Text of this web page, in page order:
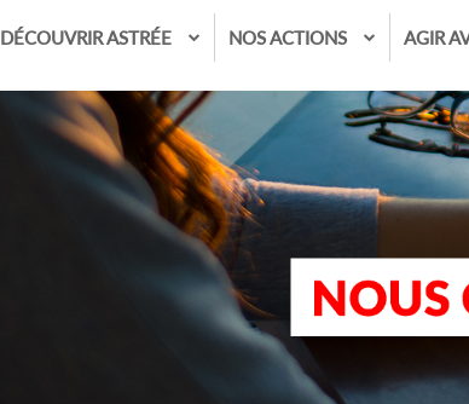
DÉCOUVRIR ASTRÉE NOS ACTIONS AGIR